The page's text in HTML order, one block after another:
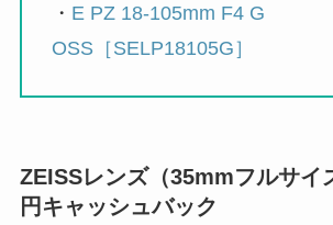
・ E PZ 18-105mm F4 G
OSS［SELP18105G］
ZEISSレンズ（35mmフルサイ
円キャッシュバック